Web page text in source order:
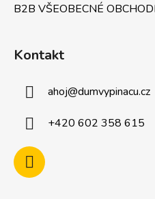
B2B VŠEOBECNÉ
Kontakt
ahoj@dumvypinacu.cz
+420 602 358 615